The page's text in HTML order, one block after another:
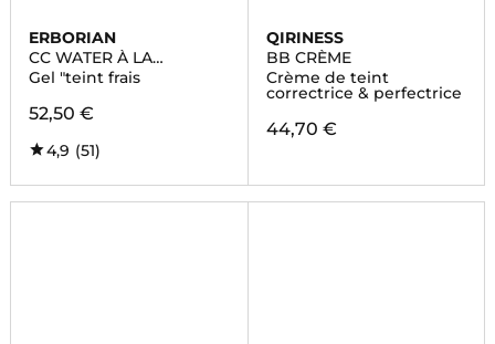
ERBORIAN
CC WATER À LA
CENTELLA ASIATICA
Gel "teint frais
52,50 €
4,9 (51)
QIRINESS
BB CRÈME
Crème de teint
correctrice & perfectrice
44,70 €